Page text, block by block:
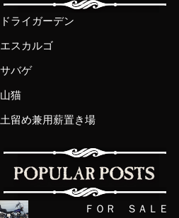
ドライガーデン
エスカルゴ
サバゲ
山猫
土留め兼用薪置き場
ＦＯＲ ＳＡＬＥ